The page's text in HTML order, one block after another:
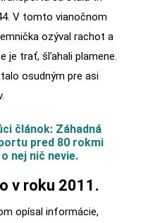
V tomto vianočnom
ozýval rachot a
je trať, šľahali plamene.
osudným pre asi
článok: Záhadná
pred 80 rokmi
nej nič nevie.
v roku 2011.
opísal informácie,